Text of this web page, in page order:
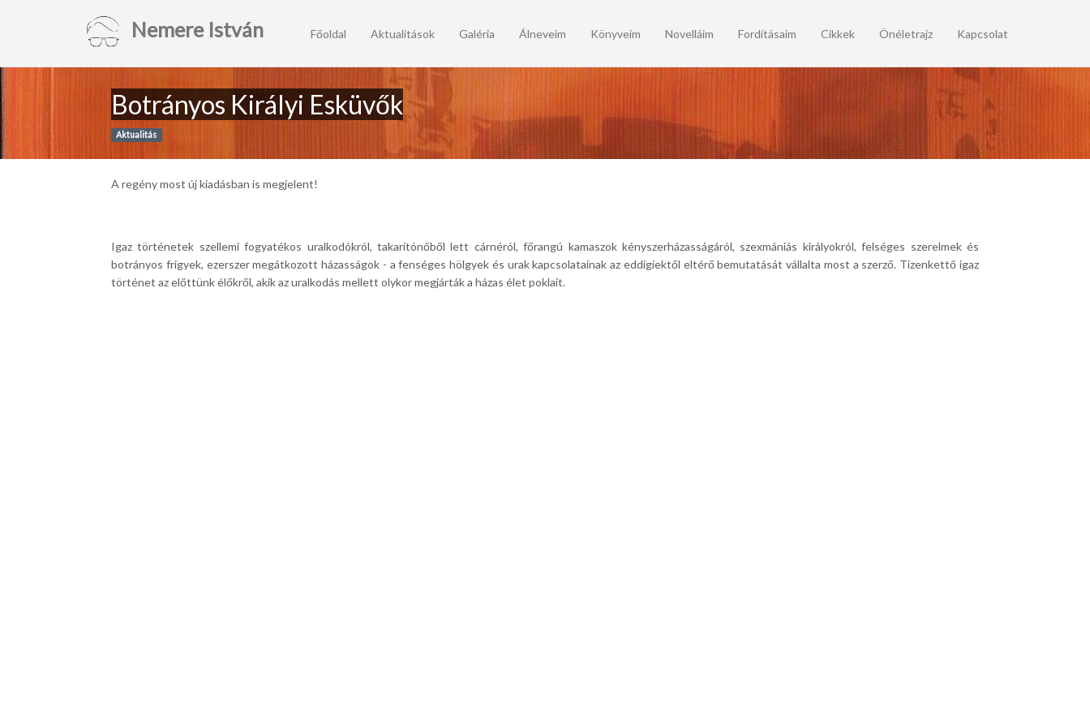
Nemere István Főoldal Aktualitások Galéria Álneveim Könyveim Novelláim Fordításaim Cikkek Önéletrajz Kapcsolat
Botrányos Királyi Esküvők
Aktualitás
A regény most új kiadásban is megjelent!
Igaz történetek szellemi fogyatékos uralkodókról, takarítónőből lett cárnéról, főrangú kamaszok kényszerházasságáról, szexmániás királyokról, felséges szerelmek és
botrányos frigyek, ezerszer megátkozott házasságok - a fenséges hölgyek és urak kapcsolatainak az eddigiektől eltérő bemutatását vállalta most a szerző. Tizenkettő igaz
történet az előttünk élőkről, akik az uralkodás mellett olykor megjárták a házas élet poklait.